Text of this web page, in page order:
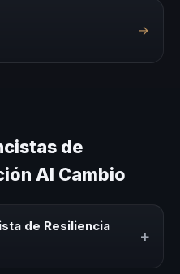
→
de
Al Cambio
de Resiliencia
+